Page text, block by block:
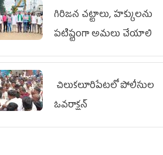
గిరిజన చట్టాలు, హక్కులను
పటిష్టంగా అమలు చేయాలి
చిలుక‌లూరిపేట‌లో పోలీసుల
ఓవ‌రాక్ష‌న్‌